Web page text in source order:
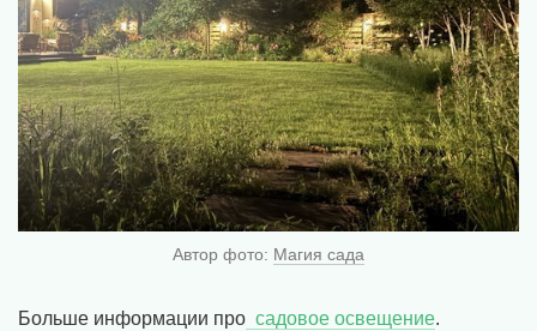
Автор фото: Магия сада
Больше информации про садовое освещение.